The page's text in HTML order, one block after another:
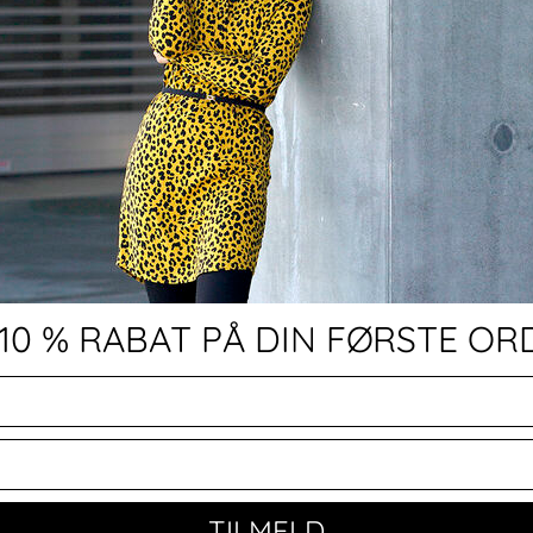
% RABAT PÅ DIN FØRSTE